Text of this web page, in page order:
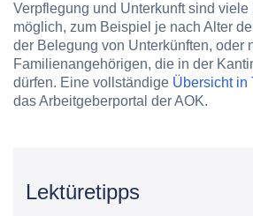
Verpflegung und Unterkunft sind
möglich, zum Beispiel je nach Alter
der Belegung von Unterkünften, oder
Familienangehörigen, die in der
dürfen. Eine vollständige Übersicht in
das Arbeitgeberportal der AOK.
Lektüretipps